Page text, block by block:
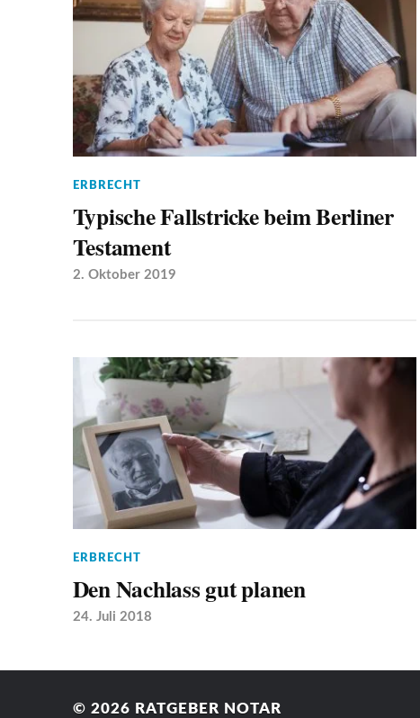
ERBRECHT
Typische Fallstricke beim Berliner
Testament
2. Oktober 2019
ERBRECHT
Den Nachlass gut planen
24. Juli 2018
© 2026 RATGEBER NOTAR